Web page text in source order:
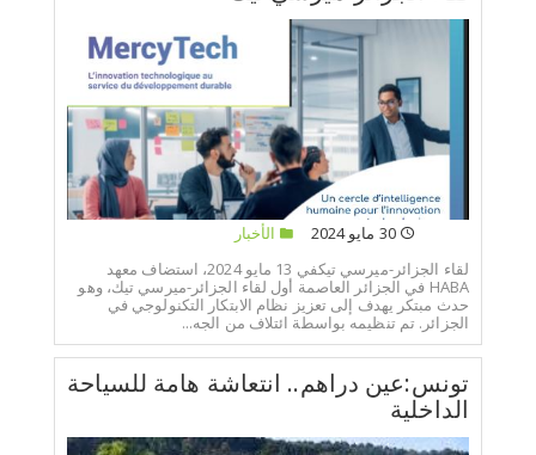
30 مايو 2024
الأخبار
لقاء الجزائر-ميرسي تيكفي 13 مايو 2024، استضاف معهد
HABA في الجزائر العاصمة أول لقاء الجزائر-ميرسي تيك، وهو
حدث مبتكر يهدف إلى تعزيز نظام الابتكار التكنولوجي في
الجزائر. تم تنظيمه بواسطة ائتلاف من الجه...
تونس:عين دراهم.. انتعاشة هامة للسياحة
الداخلية